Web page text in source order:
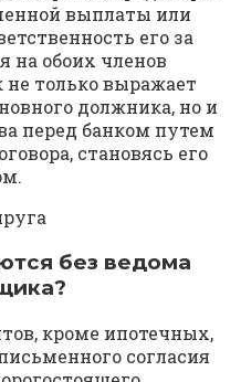
выплаты или
его за
на обоих членов
только выражает
должника, но и
перед банком путем
становясь его
без ведома
кроме ипотечных,
согласия